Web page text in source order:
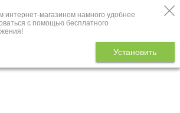
интернет-магазином намного удобнее
с помощью бесплатного
Установить